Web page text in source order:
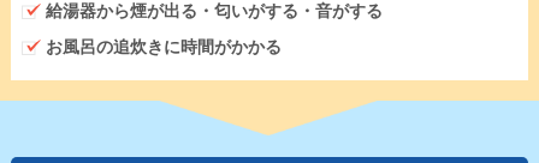
給湯器から煙が出る・匂いがする・音がする
お風呂の追炊きに時間がかかる